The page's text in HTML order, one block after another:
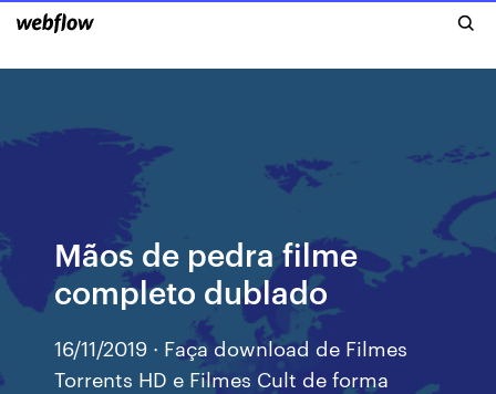
Mãos de pedra filme
completo dublado
16/11/2019 · Faça download de Filmes
Torrents HD e Filmes Cult de forma